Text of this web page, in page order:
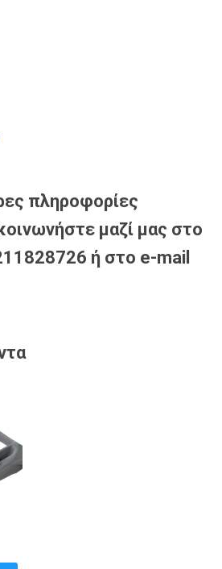
πληροφορίες
μαζί μας στο
ή στο e-mail